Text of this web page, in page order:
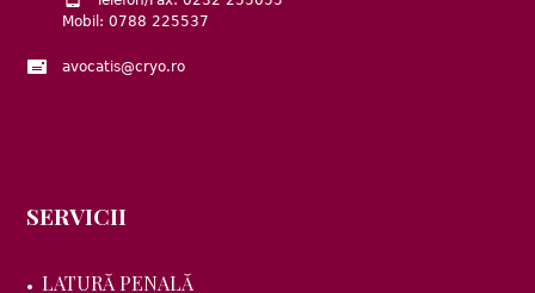
Mobil: 0788 225537
avocatis@cryo.ro
SERVICII
LATURĂ PENALĂ